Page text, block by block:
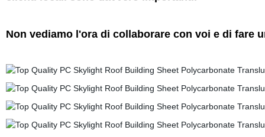
Non vediamo l'ora di collaborare con voi e di fare